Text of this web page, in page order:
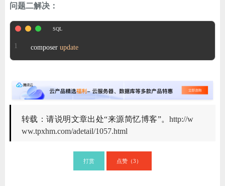
问题二解决：
composer update
转载：请说明文章出处“来源简忆博客”。http://w
ww.tpxhm.com/adetail/1057.html
打赏 点赞（3 ）